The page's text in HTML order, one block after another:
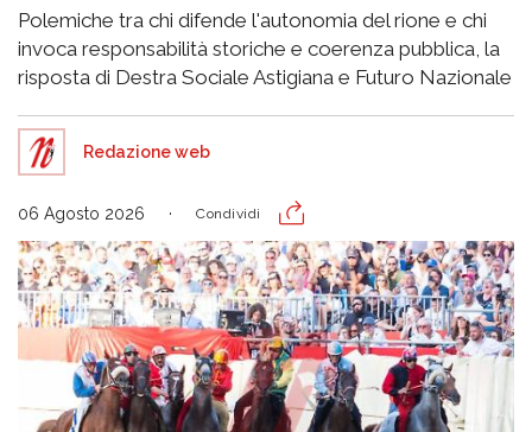
Polemiche tra chi difende l'autonomia del rione e chi
invoca responsabilità storiche e coerenza pubblica, la
risposta di Destra Sociale Astigiana e Futuro Nazionale
Redazione web
06 Agosto 2026 Condividi